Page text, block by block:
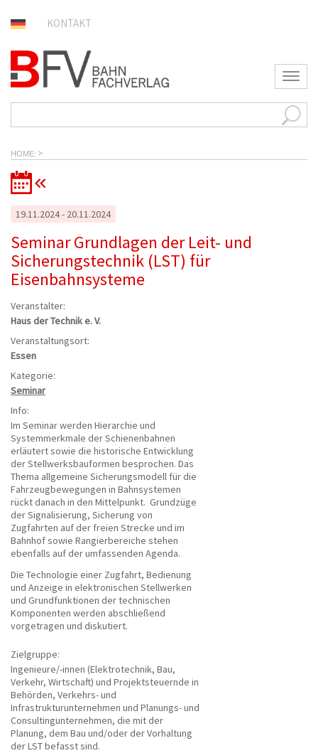
KONTAKT
T
o
g
l
HOME >
19.11.2024 - 20.11.2024
Seminar Grundlagen der Leit- und
Sicherungstechnik (LST) für
Eisenbahnsysteme
Veranstalter:
Haus der Technik e. V.
Veranstaltungsort:
Essen
Kategorie:
Seminar
Info:
Im Seminar werden Hierarchie und
Systemmerkmale der Schienenbahnen
erläutert sowie die historische Entwicklung
der Stellwerksbauformen besprochen. Das
Thema allgemeine Sicherungsmodell für die
Fahrzeugbewegungen in Bahnsystemen
rückt danach in den Mittelpunkt. Grundzüge
der Signalisierung, Sicherung von
Zugfahrten auf der freien Strecke und im
Bahnhof sowie Rangierbereiche stehen
ebenfalls auf der umfassenden Agenda.
Die Technologie einer Zugfahrt, Bedienung
und Anzeige in elektronischen Stellwerken
und Grundfunktionen der technischen
Komponenten werden abschließend
vorgetragen und diskutiert.
Zielgruppe:
Ingenieure/-innen (Elektrotechnik, Bau,
Verkehr, Wirtschaft) und Projektsteuernde in
Behörden, Verkehrs- und
Infrastrukturunternehmen und Planungs- und
Consultingunternehmen, die mit der
Planung, dem Bau und/oder der Vorhaltung
der LST befasst sind.